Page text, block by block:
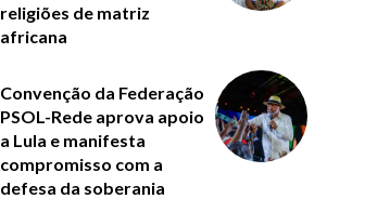
religiões de matriz
africana
Convenção da Federação
PSOL-Rede aprova apoio
a Lula e manifesta
compromisso com a
defesa da soberania